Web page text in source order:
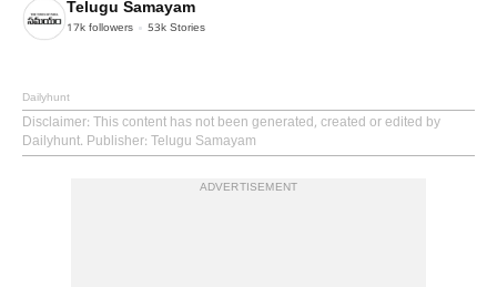
Telugu Samayam
17k followers 53k Stories
Dailyhunt
Disclaimer: This content has not been generated, created or edited by
Dailyhunt. Publisher: Telugu Samayam
ADVERTISEMENT